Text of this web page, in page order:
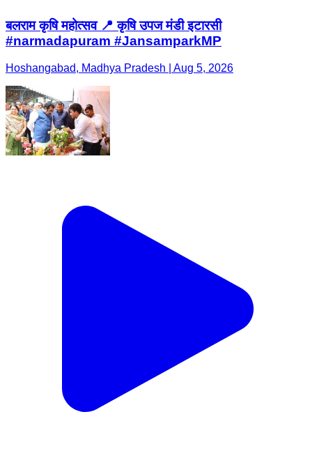
बलराम कृषि महोत्सव 📍 कृषि उपज मंडी इटारसी
#narmadapuram #JansamparkMP
Hoshangabad, Madhya Pradesh | Aug 5, 2026